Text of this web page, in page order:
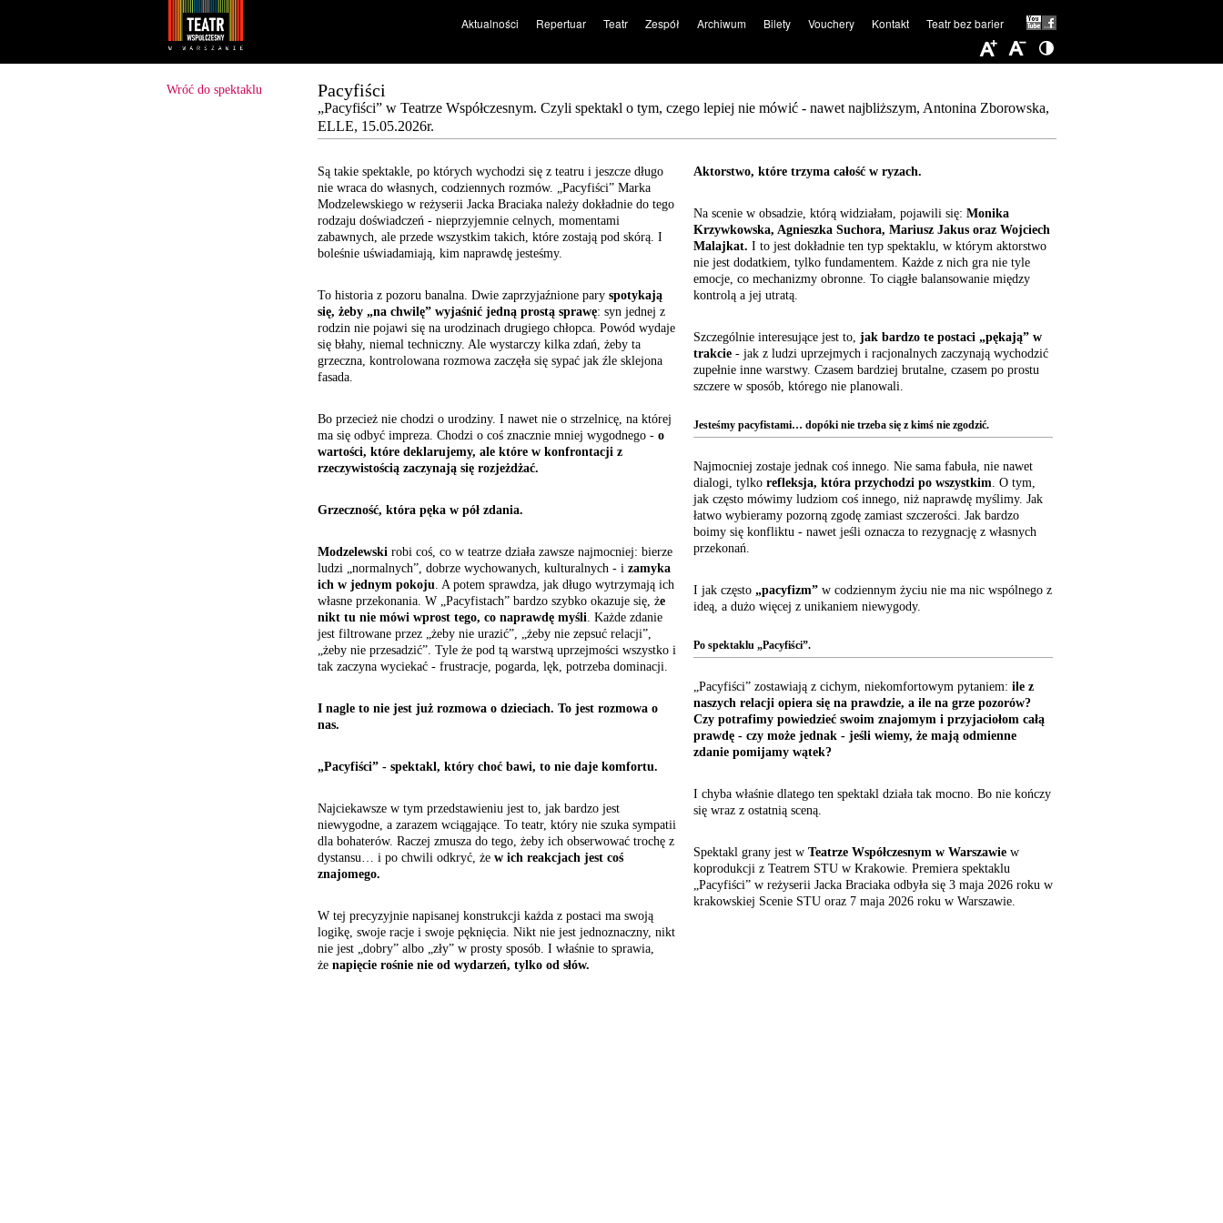
Aktualności Repertuar Teatr Zespół Archiwum Bilety Vouchery Kontakt Teatr bez barier
Wróć do spektaklu Pacyfiści
„Pacyfiści” w Teatrze Współczesnym. Czyli spektakl o tym, czego lepiej nie mówić - nawet najbliższym, Antonina Zborowska,
ELLE, 15.05.2026r.
Są takie spektakle, po których wychodzi się z teatru i jeszcze długo
nie wraca do własnych, codziennych rozmów. „Pacyfiści” Marka
Modzelewskiego w reżyserii Jacka Braciaka należy dokładnie do tego
rodzaju doświadczeń - nieprzyjemnie celnych, momentami
zabawnych, ale przede wszystkim takich, które zostają pod skórą. I
boleśnie uświadamiają, kim naprawdę jesteśmy.
To historia z pozoru banalna. Dwie zaprzyjaźnione pary spotykają
się, żeby „na chwilę” wyjaśnić jedną prostą sprawę: syn jednej z
rodzin nie pojawi się na urodzinach drugiego chłopca. Powód wydaje
się błahy, niemal techniczny. Ale wystarczy kilka zdań, żeby ta
grzeczna, kontrolowana rozmowa zaczęła się sypać jak źle sklejona
fasada.
Bo przecież nie chodzi o urodziny. I nawet nie o strzelnicę, na której
ma się odbyć impreza. Chodzi o coś znacznie mniej wygodnego - o
wartości, które deklarujemy, ale które w konfrontacji z
rzeczywistością zaczynają się rozjeżdżać.
Grzeczność, która pęka w pół zdania.
Modzelewski robi coś, co w teatrze działa zawsze najmocniej: bierze
ludzi „normalnych”, dobrze wychowanych, kulturalnych - i zamyka
ich w jednym pokoju. A potem sprawdza, jak długo wytrzymają ich
własne przekonania. W „Pacyfistach” bardzo szybko okazuje się, że
nikt tu nie mówi wprost tego, co naprawdę myśli. Każde zdanie
jest filtrowane przez „żeby nie urazić”, „żeby nie zepsuć relacji”,
„żeby nie przesadzić”. Tyle że pod tą warstwą uprzejmości wszystko i
tak zaczyna wyciekać - frustracje, pogarda, lęk, potrzeba dominacji.
I nagle to nie jest już rozmowa o dzieciach. To jest rozmowa o
nas.
„Pacyfiści” - spektakl, który choć bawi, to nie daje komfortu.
Najciekawsze w tym przedstawieniu jest to, jak bardzo jest
niewygodne, a zarazem wciągające. To teatr, który nie szuka sympatii
dla bohaterów. Raczej zmusza do tego, żeby ich obserwować trochę z
dystansu… i po chwili odkryć, że w ich reakcjach jest coś
znajomego.
W tej precyzyjnie napisanej konstrukcji każda z postaci ma swoją
logikę, swoje racje i swoje pęknięcia. Nikt nie jest jednoznaczny, nikt
nie jest „dobry” albo „zły” w prosty sposób. I właśnie to sprawia,
że napięcie rośnie nie od wydarzeń, tylko od słów.
Aktorstwo, które trzyma całość w ryzach​​​​​​​.
Na scenie w obsadzie, którą widziałam, pojawili się: Monika
Krzywkowska, Agnieszka Suchora, Mariusz Jakus oraz Wojciech
Malajkat. I to jest dokładnie ten typ spektaklu, w którym aktorstwo
nie jest dodatkiem, tylko fundamentem. Każde z nich gra nie tyle
emocje, co mechanizmy obronne. To ciągłe balansowanie między
kontrolą a jej utratą.
Szczególnie interesujące jest to, jak bardzo te postaci „pękają” w
trakcie - jak z ludzi uprzejmych i racjonalnych zaczynają wychodzić
zupełnie inne warstwy. Czasem bardziej brutalne, czasem po prostu
szczere w sposób, którego nie planowali.
Jesteśmy pacyfistami… dopóki nie trzeba się z kimś nie zgodzić.
Najmocniej zostaje jednak coś innego. Nie sama fabuła, nie nawet
dialogi, tylko refleksja, która przychodzi po wszystkim. O tym,
jak często mówimy ludziom coś innego, niż naprawdę myślimy. Jak
łatwo wybieramy pozorną zgodę zamiast szczerości. Jak bardzo
boimy się konfliktu - nawet jeśli oznacza to rezygnację z własnych
przekonań.
I jak często „pacyfizm” w codziennym życiu nie ma nic wspólnego z
ideą, a dużo więcej z unikaniem niewygody.
Po spektaklu „Pacyfiści”.
„Pacyfiści” zostawiają z cichym, niekomfortowym pytaniem: ile z
naszych relacji opiera się na prawdzie, a ile na grze pozorów?
Czy potrafimy powiedzieć swoim znajomym i przyjaciołom całą
prawdę - czy może jednak - jeśli wiemy, że mają odmienne
zdanie pomijamy wątek?
I chyba właśnie dlatego ten spektakl działa tak mocno. Bo nie kończy
się wraz z ostatnią sceną.
Spektakl grany jest w Teatrze Współczesnym w Warszawie w
koprodukcji z Teatrem STU w Krakowie. Premiera spektaklu
„Pacyfiści” w reżyserii Jacka Braciaka odbyła się 3 maja 2026 roku w
krakowskiej Scenie STU oraz 7 maja 2026 roku w Warszawie.